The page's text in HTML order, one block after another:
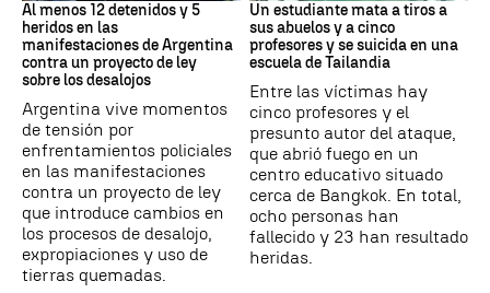
Al menos 12 detenidos y 5
heridos en las
manifestaciones de Argentina
contra un proyecto de ley
sobre los desalojos
Argentina vive momentos
de tensión por
enfrentamientos policiales
en las manifestaciones
contra un proyecto de ley
que introduce cambios en
los procesos de desalojo,
expropiaciones y uso de
tierras quemadas.
Un estudiante mata a tiros a
sus abuelos y a cinco
profesores y se suicida en una
escuela de Tailandia
Entre las víctimas hay
cinco profesores y el
presunto autor del ataque,
que abrió fuego en un
centro educativo situado
cerca de Bangkok. En total,
ocho personas han
fallecido y 23 han resultado
heridas.